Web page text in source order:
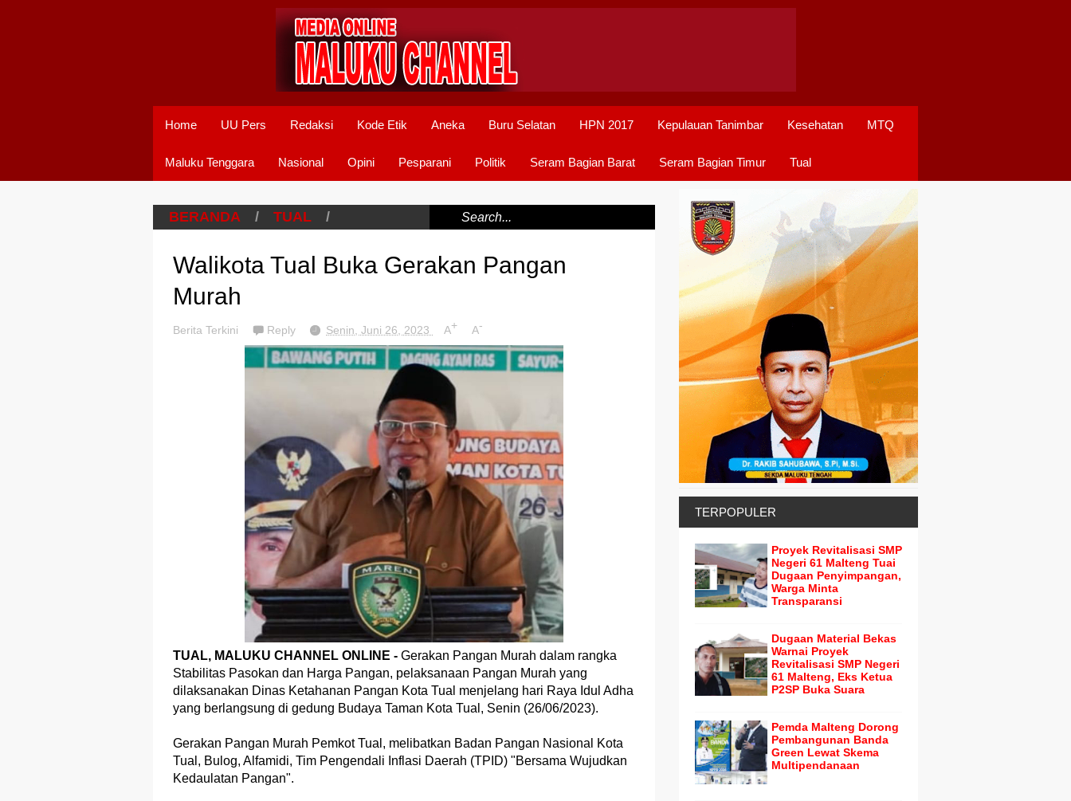
Home UU Pers Redaksi Kode Etik Aneka Buru Selatan HPN 2017 Kepulauan Tanimbar Kesehatan MTQ
Maluku Tenggara Nasional Opini Pesparani Politik Seram Bagian Barat Seram Bagian Timur Tual
BERANDA / TUAL /
Walikota Tual Buka Gerakan Pangan
Murah
Berita Terkini Reply Senin, Juni 26, 2023 A+ A-
TUAL, MALUKU CHANNEL ONLINE - Gerakan Pangan Murah dalam rangka
Stabilitas Pasokan dan Harga Pangan, pelaksanaan Pangan Murah yang
dilaksanakan Dinas Ketahanan Pangan Kota Tual menjelang hari Raya Idul Adha
yang berlangsung di gedung Budaya Taman Kota Tual, Senin (26/06/2023).
Gerakan Pangan Murah Pemkot Tual, melibatkan Badan Pangan Nasional Kota
Tual, Bulog, Alfamidi, Tim Pengendali Inflasi Daerah (TPID) "Bersama Wujudkan
Kedaulatan Pangan".
TERPOPULER
Proyek Revitalisasi SMP
Negeri 61 Malteng Tuai
Dugaan Penyimpangan,
Warga Minta
Transparansi
Dugaan Material Bekas
Warnai Proyek
Revitalisasi SMP Negeri
61 Malteng, Eks Ketua
P2SP Buka Suara
Pemda Malteng Dorong
Pembangunan Banda
Green Lewat Skema
Multipendanaan